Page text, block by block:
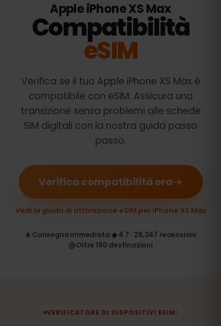
Apple iPhone XS Max
Compatibilità
eSIM
Verifica se il tuo Apple iPhone XS Max è
compatibile con eSIM. Assicura una
transizione senza problemi alle schede
SIM digitali con la nostra guida passo
passo.
Verifica compatibilità ora
Vedi la guida di attivazione eSIM per iPhone XS Max
Consegna immediata
4.7 · 28,347 recensioni
Oltre 180 destinazioni
VERIFICATORE DI DISPOSITIVI ESIM: